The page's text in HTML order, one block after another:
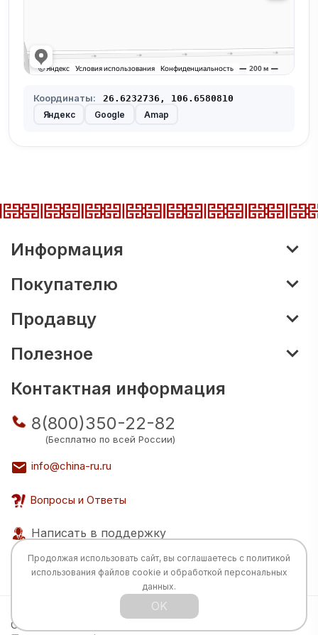
Координаты:
26.6232736, 106.6580810
Яндекс
Google Amap
Информация
Покупателю
Продавцу
Полезное
Контактная информация
8(800)350-22-82
(Бесплатно по всей России)
info@china-ru.ru
Вопросы и Ответы
Написать в поддержку
Все права защищены © 2026 Разработка:
China
Продолжая использовать сайт, вы соглашаетесь с политикой
использования файлов cookie и обработкой персональных
данных.
OK